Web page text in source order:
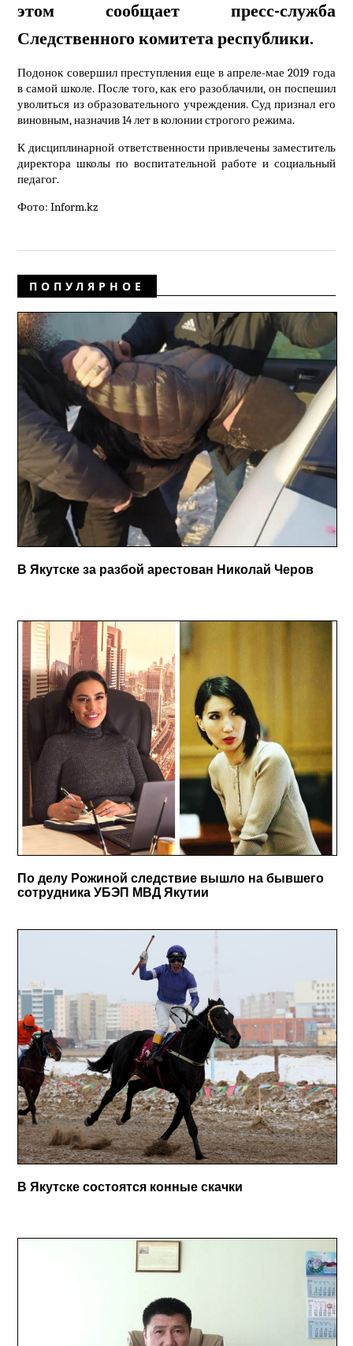
этом сообщает пресс-служба
Следственного комитета республики.
Подонок совершил преступления еще в апреле-мае 2019 года
в самой школе. После того, как его разоблачили, он поспешил
уволиться из образовательного учреждения. Суд признал его
виновным, назначив 14 лет в колонии строгого режима.
К дисциплинарной ответственности привлечены заместитель
директора школы по воспитательной работе и социальный
педагог.
Фото: Inform.kz
ПОПУЛЯРНОЕ
В Якутске за разбой арестован Николай Черов
По делу Рожиной следствие вышло на бывшего
сотрудника УБЭП МВД Якутии
В Якутске состоятся конные скачки